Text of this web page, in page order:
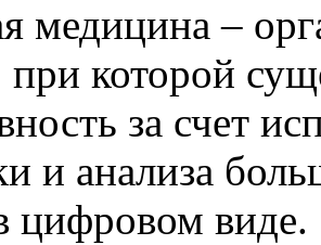
медицина –
которой
за счет
и анализа
цифровом виде.